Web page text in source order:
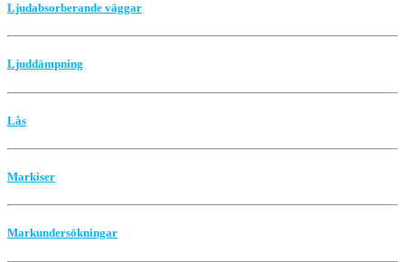
Ljudabsorberande väggar
Ljuddämpning
Lås
Markiser
Markundersökningar